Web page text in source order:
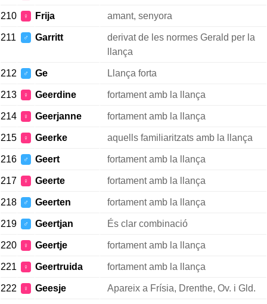
210 ♀ Frija amant, senyora
211 ♂ Garritt
derivat de les normes Gerald per la
llança
212 ♂ Ge Llança forta
213 ♀ Geerdine fortament amb la llança
214 ♀ Geerjanne fortament amb la llança
215 ♀ Geerke aquells familiaritzats amb la llança
216 ♂ Geert fortament amb la llança
217 ♀ Geerte fortament amb la llança
218 ♂ Geerten fortament amb la llança
219 ♂ Geertjan És clar combinació
220 ♀ Geertje fortament amb la llança
221 ♀ Geertruida fortament amb la llança
222 ♀ Geesje Apareix a Frísia, Drenthe, Ov. i Gld.